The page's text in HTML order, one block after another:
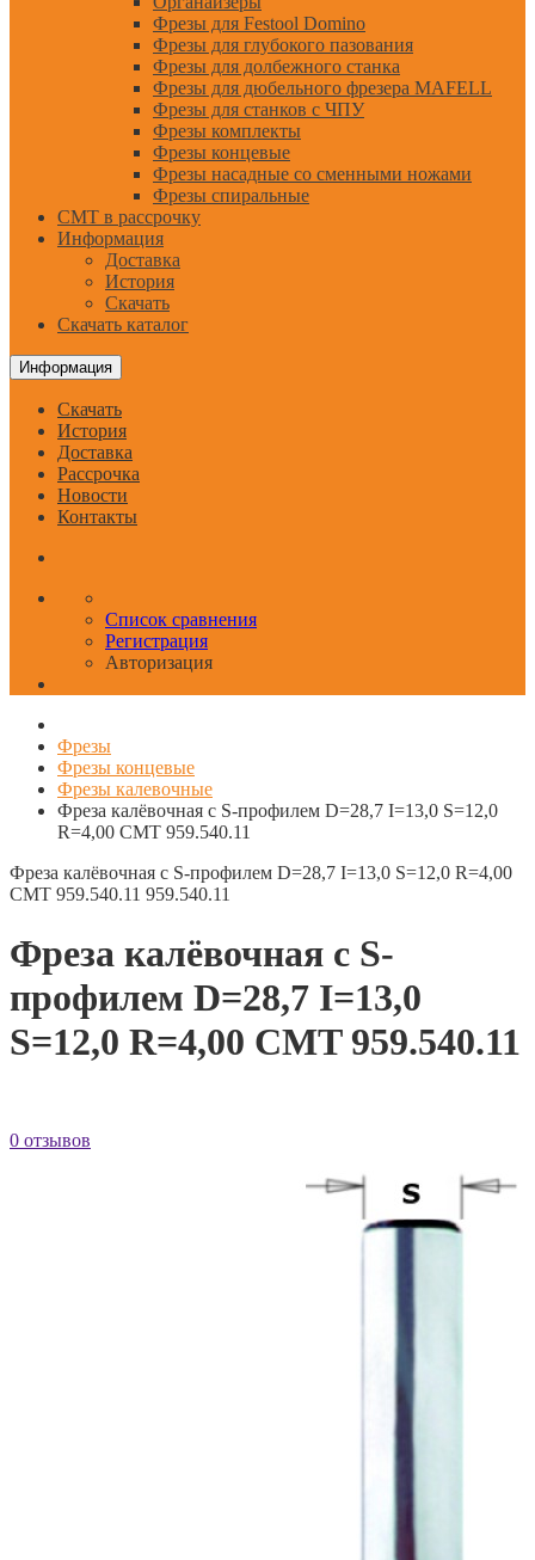
Фрезы для Festool Domino
Фрезы для глубокого пазования
Фрезы для долбежного станка
Фрезы для дюбельного фрезера MAFELL
Фрезы для станков с ЧПУ
Фрезы комплекты
Фрезы концевые
Фрезы насадные со сменными ножами
Фрезы спиральные
CMT в рассрочку
Информация
Доставка
История
Скачать
Скачать каталог
Информация
Скачать
История
Доставка
Рассрочка
Новости
Контакты
Список сравнения
Регистрация
Авторизация
Фрезы
Фрезы концевые
Фрезы калевочные
Фреза калёвочная с S-профилем D=28,7 I=13,0 S=12,0
R=4,00 CMT 959.540.11
Фреза калёвочная с S-профилем D=28,7 I=13,0 S=12,0 R=4,00
CMT 959.540.11 959.540.11
Фреза калёвочная с S-
профилем D=28,7 I=13,0
S=12,0 R=4,00 CMT 959.540.11
0 отзывов